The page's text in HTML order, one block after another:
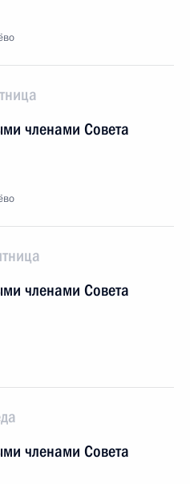
членами Совета
членами Совета
членами Совета